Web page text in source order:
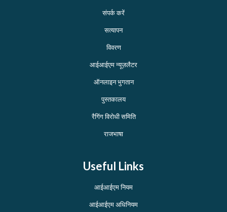
संपर्क करें
सत्यापन
विवरण
आईआईएम न्यूज़लैटर
ऑनलाइन भुगतान
पुस्तकालय
रैगिंग विरोधी समिति
राजभाषा
Useful Links
आईआईएम नियम
आईआईएम अधिनियम